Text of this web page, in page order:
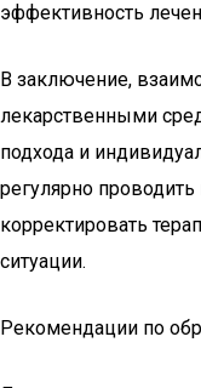
эффективность
В заключение,
лекарственными
подхода и
регулярно
корректировать
ситуации.
Рекомендации по